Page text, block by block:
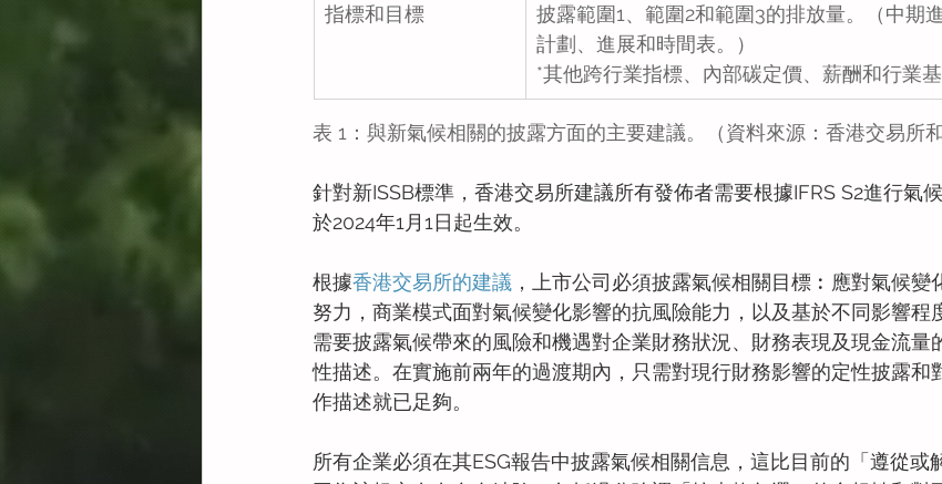
指標和目標
披露範圍1、範圍2和範圍3的排放量。（中期
計劃、進展和時間表。）
*其他跨行業指標、內部碳定價、薪酬和行業
表 1：與新氣候相關的披露方面的主要建議。（資料來源：香港交易所
針對新ISSB標準，香港交易所建議所有發佈者需要根據IFRS S2進行氣
於2024年1月1日起生效。
根據香港交易所的建議 ，上市公司必須披露氣候相關目標︰應對氣候變
努力，商業模式面對氣候變化影響的抗風險能力，以及基於不同影響程
需要披露氣候帶來的風險和機遇對企業財務狀況、財務表現及現金流量
性描述。在實施前兩年的過渡期內，只需對現行財務影響的定性披露和
作描述就已足夠。
所有企業必須在其ESG報告中披露氣候相關信息，這比目前的「遵從或